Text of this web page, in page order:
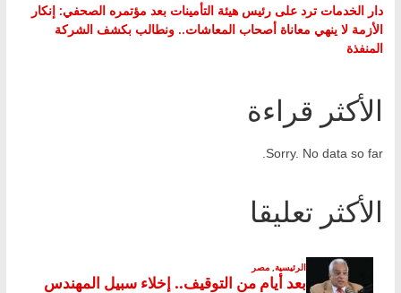
دار الخدمات ترد على رئيس هيئة التأمينات بعد مؤتمره الصحفي: إنكار
الأزمة لا ينهي معاناة أصحاب المعاشات.. ونطالب بكشف الشركة
المنفذة
الأكثر قراءة
Sorry. No data so far.
الأكثر تعليقا